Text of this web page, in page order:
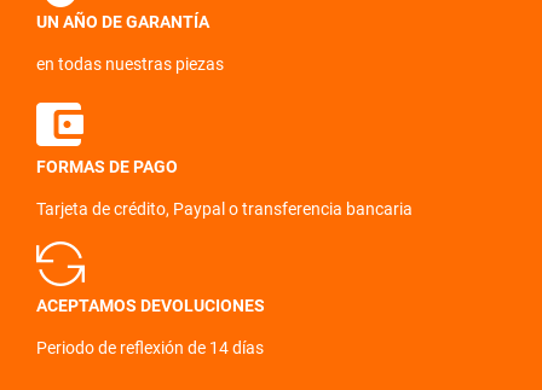
UN AÑO DE GARANTÍA
en todas nuestras piezas
FORMAS DE PAGO
Tarjeta de crédito, Paypal o transferencia bancaria
ACEPTAMOS DEVOLUCIONES
Periodo de reflexión de 14 días